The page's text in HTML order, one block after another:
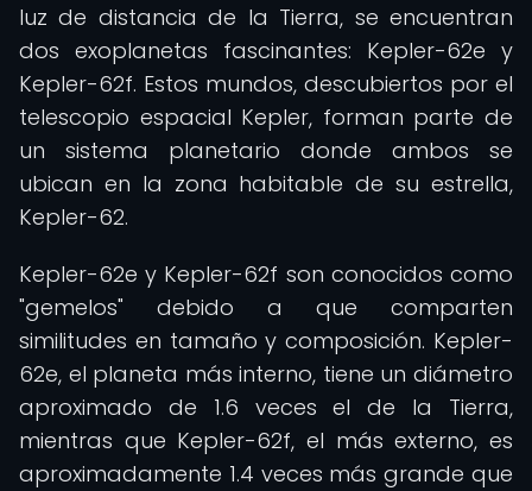
luz de distancia de la Tierra, se encuentran
dos exoplanetas fascinantes: Kepler-62e y
Kepler-62f. Estos mundos, descubiertos por el
telescopio espacial Kepler, forman parte de
un sistema planetario donde ambos se
ubican en la zona habitable de su estrella,
Kepler-62.
Kepler-62e y Kepler-62f son conocidos como
"gemelos" debido a que comparten
similitudes en tamaño y composición. Kepler-
62e, el planeta más interno, tiene un diámetro
aproximado de 1.6 veces el de la Tierra,
mientras que Kepler-62f, el más externo, es
aproximadamente 1.4 veces más grande que